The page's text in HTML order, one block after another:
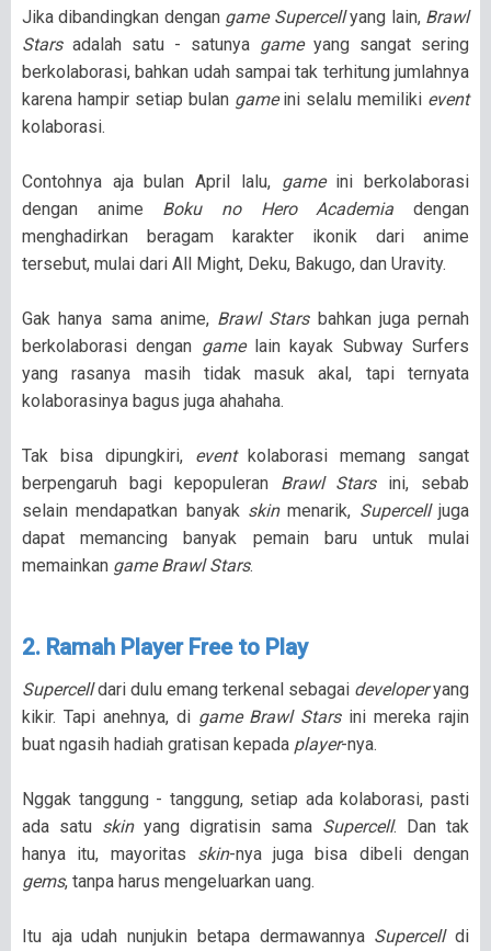
Jika dibandingkan dengan game Supercellyang lain, Brawl
Starsadalah satu - satunya game yang sangat sering
berkolaborasi, bahkan udah sampai tak terhitung jumlahnya
karena hampir setiap bulan gameini selalu memiliki event
kolaborasi.
Contohnya aja bulan April lalu, gameini berkolaborasi
dengan anime Boku no Hero Academia dengan
menghadirkan beragam karakter ikonik dari anime
tersebut, mulai dari All Might, Deku, Bakugo, dan Uravity.
Gak hanya sama anime, Brawl Stars bahkan juga pernah
berkolaborasi dengan game lain kayak Subway Surfers
yang rasanya masih tidak masuk akal, tapi ternyata
kolaborasinya bagus juga ahahaha.
Tak bisa dipungkiri, eventkolaborasi memang sangat
berpengaruh bagi kepopuleran Brawl Starsini, sebab
selain mendapatkan banyak skinmenarik, Supercelljuga
dapat memancing banyak pemain baru untuk mulai
memainkan game Brawl Stars.
2. Ramah Player Free to Play
Supercelldari dulu emang terkenal sebagai developeryang
kikir. Tapi anehnya, di game Brawl Stars ini mereka rajin
buat ngasih hadiah gratisan kepada player-nya.
Nggak tanggung - tanggung, setiap ada kolaborasi, pasti
ada satu skin yang digratisin sama Supercell. Dan tak
hanya itu, mayoritas skin-nya juga bisa dibeli dengan
gems, tanpa harus mengeluarkan uang.
Itu aja udah nunjukin betapa dermawannya Supercelldi